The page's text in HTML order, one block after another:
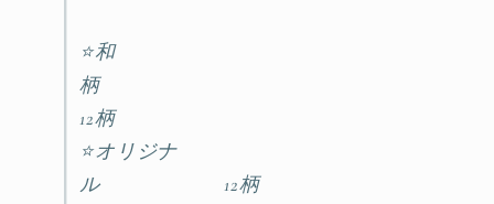
⭐️和
柄
12柄
⭐️オリジナ
ル 12柄